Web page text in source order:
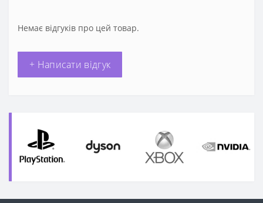
Немає відгуків про цей товар.
+ Написати відгук